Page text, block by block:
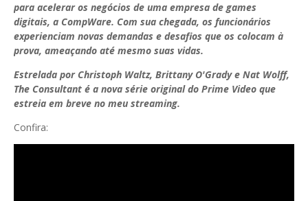
para acelerar os negócios de uma empresa de games
digitais, a CompWare. Com sua chegada, os funcionários
experienciam novas demandas e desafios que os colocam à
prova, ameaçando até mesmo suas vidas.
Estrelada por Christoph Waltz, Brittany O'Grady e Nat Wolff,
The Consultant é a nova série original do Prime Video que
estreia em breve no meu streaming.
Confira: